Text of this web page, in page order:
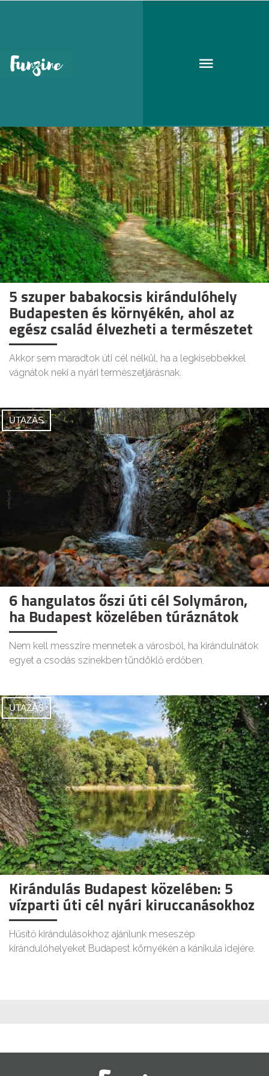
Következő események
5 szuper babakocsis kirándulóhely
Budapesten és környékén, ahol az
egész család élvezheti a természetet
Akkor sem maradtok úti cél nélkül, ha a legkisebbekkel
vágnátok neki a nyári természetjárásnak.
UTAZÁS
6 hangulatos őszi úti cél Solymáron,
ha Budapest közelében túráznátok
Nem kell messzire mennetek a városból, ha kirándulnátok
egyet a csodás színekben tündöklő erdőben.
UTAZÁS
Kirándulás Budapest közelében: 5
vízparti úti cél nyári kiruccanásokhoz
Hűsítő kirándulásokhoz ajánlunk meseszép
kirándulóhelyeket Budapest környékén a kánikula idejére.